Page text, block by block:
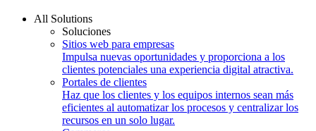
All Solutions
Soluciones
Sitios web para empresas
Impulsa nuevas oportunidades y proporciona a los
clientes potenciales una experiencia digital atractiva.
Portales de clientes
Haz que los clientes y los equipos internos sean más
eficientes al automatizar los procesos y centralizar los
recursos en un solo lugar.